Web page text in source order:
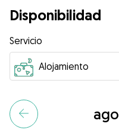
Disponibilidad
Servicio